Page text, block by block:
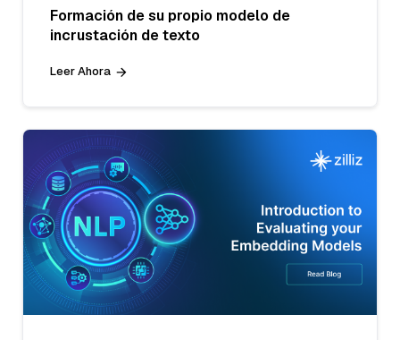
Formación de su propio modelo de
incrustación de texto
Leer Ahora